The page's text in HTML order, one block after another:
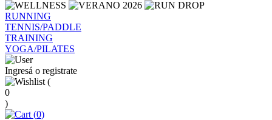
RUNNING
TENNIS/PADDLE
TRAINING
YOGA/PILATES
Ingresá o registrate
(
0
)
(0)